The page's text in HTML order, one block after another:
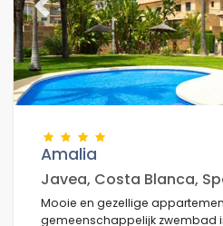
Previous
Amalia
Javea, Costa Blanca,
Mooie en gezellige
gemeenschappelijk zwembad